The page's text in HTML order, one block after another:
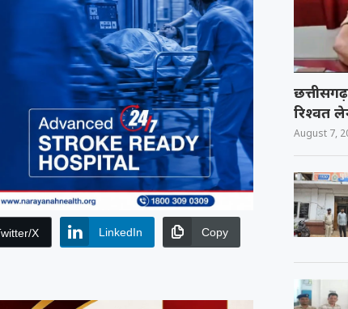
X LinkedIn Copy
रिश्वत
August 7,